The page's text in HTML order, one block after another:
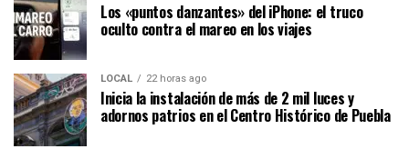
Los «puntos danzantes» del iPhone: el truco
oculto contra el mareo en los viajes
LOCAL 22 horas ago
Inicia la instalación de más de 2 mil luces y
adornos patrios en el Centro Histórico de Puebla